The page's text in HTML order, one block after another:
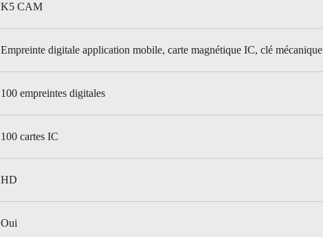
K5 CAM
Empreinte digitale application mobile, carte magnétique IC, clé mécanique
100 empreintes digitales
100 cartes IC
HD
Oui